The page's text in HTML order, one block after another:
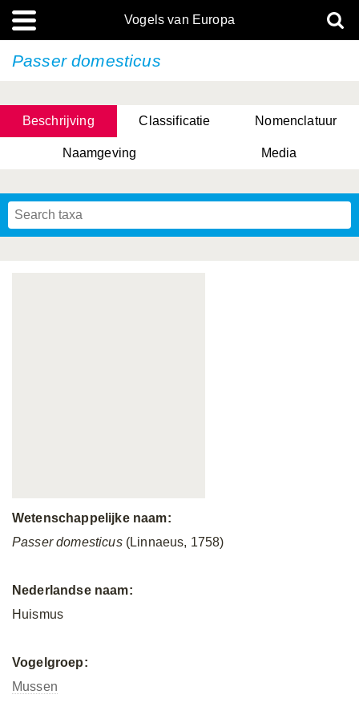
Vogels van Europa
Passer domesticus
Beschrijving Classificatie Nomenclatuur
Naamgeving Media
Wetenschappelijke naam:
Passer domesticus(Linnaeus, 1758)
Nederlandse naam:
Huismus
Vogelgroep:
Mussen